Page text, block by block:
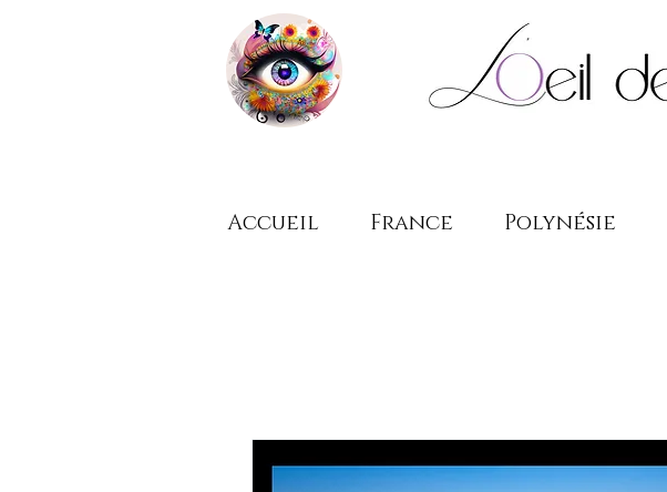
Accueil France Polynésie